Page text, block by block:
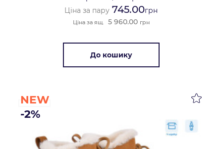
Ціна за пару 745.00грн
Ціна за ящ. 5 960.00 грн
До кошику
NEW
-2%